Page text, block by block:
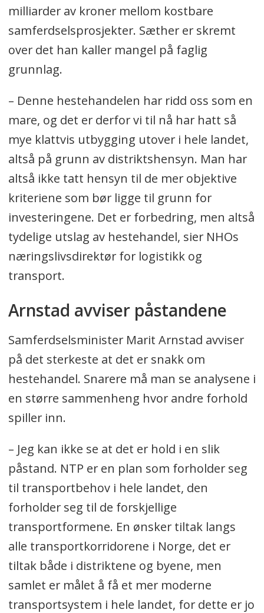
milliarder av kroner mellom kostbare
samferdselsprosjekter. Sæther er skremt
over det han kaller mangel på faglig
grunnlag.
– Denne hestehandelen har ridd oss som en
mare, og det er derfor vi til nå har hatt så
mye klattvis utbygging utover i hele landet,
altså på grunn av distriktshensyn. Man har
altså ikke tatt hensyn til de mer objektive
kriteriene som bør ligge til grunn for
investeringene. Det er forbedring, men altså
tydelige utslag av hestehandel, sier NHOs
næringslivsdirektør for logistikk og
transport.
Arnstad avviser påstandene
Samferdselsminister Marit Arnstad avviser
på det sterkeste at det er snakk om
hestehandel. Snarere må man se analysene i
en større sammenheng hvor andre forhold
spiller inn.
– Jeg kan ikke se at det er hold i en slik
påstand. NTP er en plan som forholder seg
til transportbehov i hele landet, den
forholder seg til de forskjellige
transportformene. En ønsker tiltak langs
alle transportkorridorene i Norge, det er
tiltak både i distriktene og byene, men
samlet er målet å få et mer moderne
transportsystem i hele landet, for dette er jo